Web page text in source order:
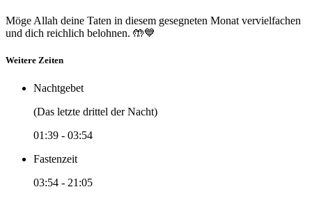
Möge Allah deine Taten in diesem gesegneten Monat vervielfachen
und dich reichlich belohnen. 🤲💙
Weitere Zeiten
Nachtgebet
(Das letzte drittel der Nacht)
01:39 - 03:54
Fastenzeit
03:54 - 21:05